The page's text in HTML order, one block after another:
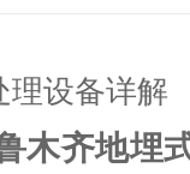
理设备详解
木齐地埋